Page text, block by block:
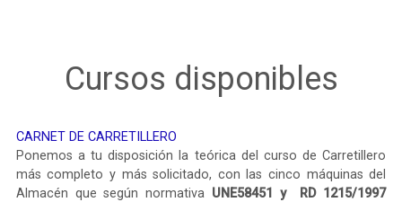
Cursos disponibles
CARNET DE CARRETILLERO
Ponemos a tu disposición la teórica del curso de Carretillero
más completo y más solicitado, con las cinco máquinas del
Almacén que según normativa UNE58451 y RD 1215/1997